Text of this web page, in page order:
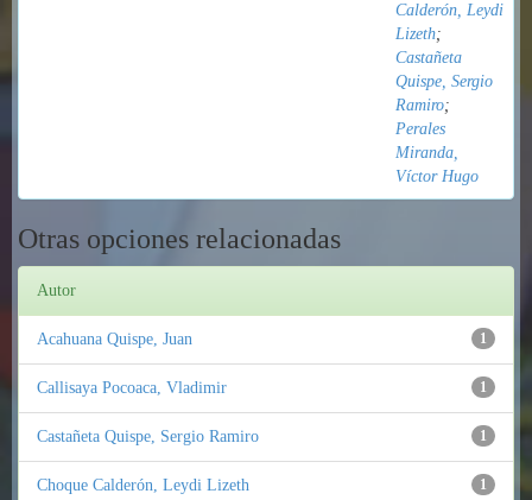
Calderón, Leydi
Lizeth;
Castañeta
Quispe, Sergio
Ramiro;
Perales
Miranda,
Víctor Hugo
Otras opciones relacionadas
Autor
1
Acahuana Quispe, Juan
1
Callisaya Pocoaca, Vladimir
1
Castañeta Quispe, Sergio Ramiro
1
Choque Calderón, Leydi Lizeth